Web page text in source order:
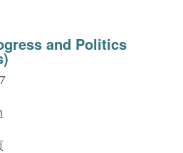
and Politics